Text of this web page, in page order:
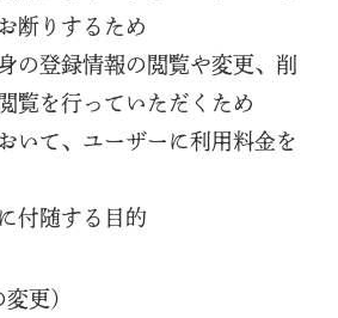
断りするため
の登録情報の閲覧や変更、削
覧を行っていただくため
いて、ユーザーに利用料金を
付随する目的
更）